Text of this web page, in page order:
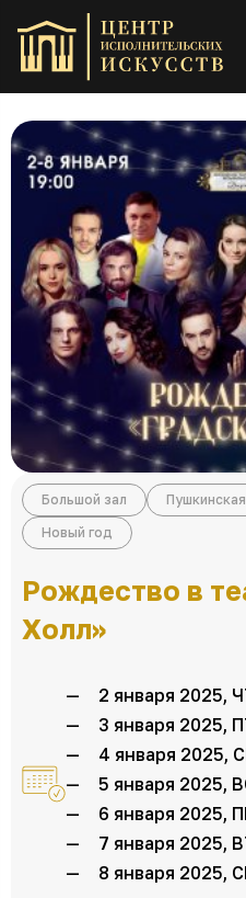
Большой зал
Новый год
Рождество в
Холл»
2 января 2025,
3 января 2025,
4 января 2025,
5 января 2025,
6 января 2025,
7 января 2025,
8 января 2025,